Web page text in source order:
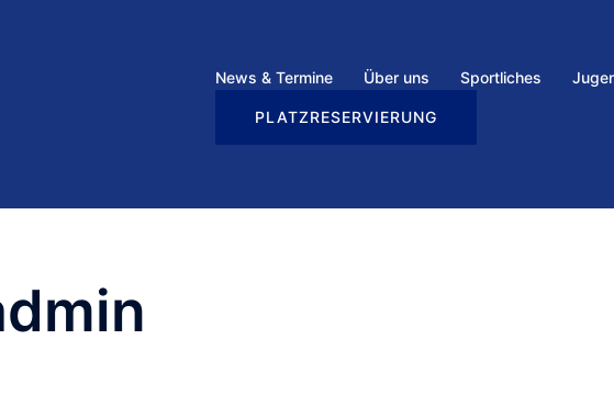
News & Termine Über uns Sportliches
PLATZRESERVIERUNG